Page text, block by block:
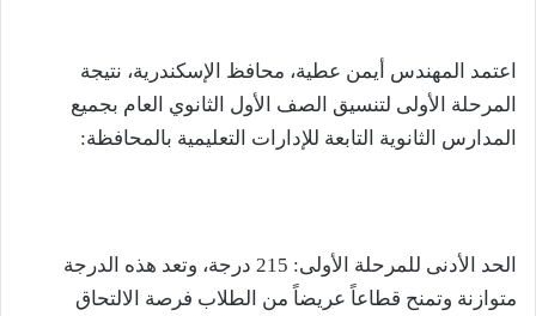
اعتمد المهندس أيمن عطية، محافظ الإسكندرية، نتيجة
المرحلة الأولى لتنسيق الصف الأول الثانوي العام بجميع
المدارس الثانوية التابعة للإدارات التعليمية بالمحافظة:
الحد الأدنى للمرحلة الأولى: 215 درجة، وتعد هذه الدرجة
متوازنة وتمنح قطاعاً عريضاً من الطلاب فرصة الالتحاق